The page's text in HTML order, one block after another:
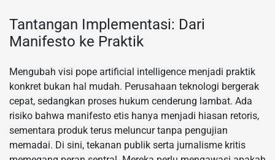
Tantangan Implementasi: Dari
Manifesto ke Praktik
Mengubah visi pope artificial intelligence menjadi praktik
konkret bukan hal mudah. Perusahaan teknologi bergerak
cepat, sedangkan proses hukum cenderung lambat. Ada
risiko bahwa manifesto etis hanya menjadi hiasan retoris,
sementara produk terus meluncur tanpa pengujian
memadai. Di sini, tekanan publik serta jurnalisme kritis